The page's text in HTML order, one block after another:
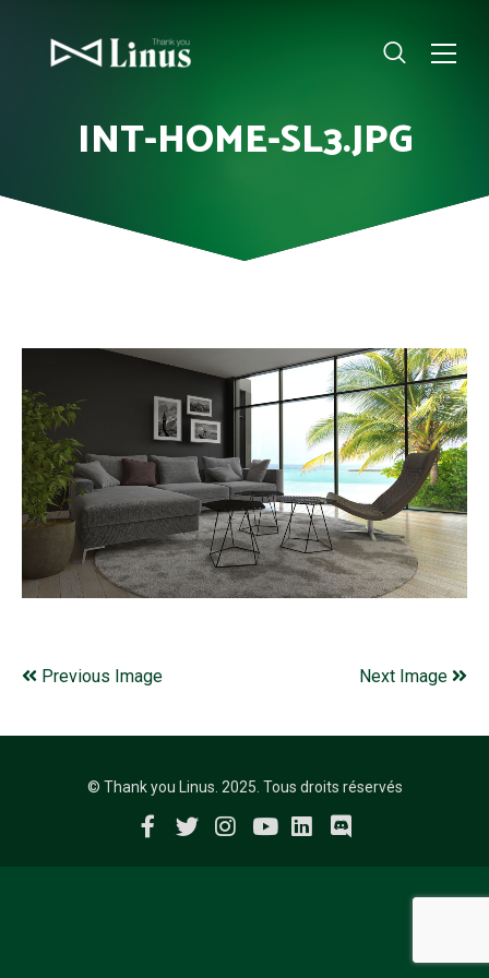
INT-HOME-SL3.JPG
Previous Image Next Image
© Thank you Linus. 2025. Tous droits réservés